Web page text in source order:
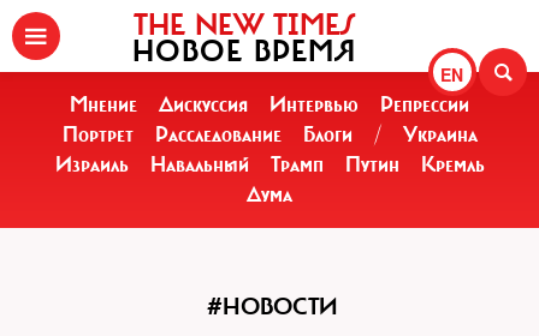
EN
THE NEW TIMES
НОВОЕ ВРЕМЯ
Мнение Дискуссия Интервью
Репрессии
Портрет
Расследование Блоги /
Украина
Израиль
Навальный Трамп Путин
Кремль
Дума
#НОВОСТИ